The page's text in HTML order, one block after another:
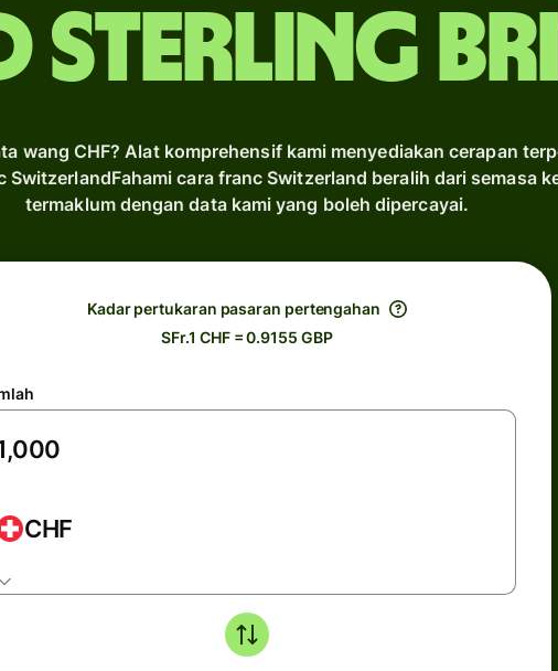
sterling
wang CHF? Alat komprehensif kami menyediakan cerapan
cara franc Switzerland beralih dari semasa
termaklum dengan data kami yang boleh dipercayai.
Kadar pertukaran pasaran pertengahan
SFr.1 CHF = 0.9155 GBP
CHF